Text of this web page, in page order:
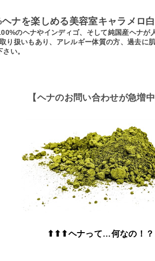
ナを楽しめる美容室キャラメロ
のヘナやインディゴ、そして純国産ヘナが
り扱いもあり、アレルギー体質の方、過去
い。
【ヘナのお問い合わせが急増中
⬆⬆⬆ヘナって…何なの！？